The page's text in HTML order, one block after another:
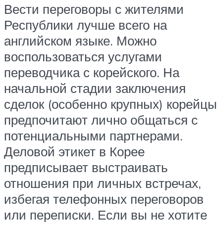
Вести переговоры с жителями
Республики лучше всего на
английском языке. Можно
воспользоваться услугами
переводчика с корейского. На
начальной стадии заключения
сделок (особенно крупных) корейцы
предпочитают лично общаться с
потенциальными партнерами.
Деловой этикет в Корее
предписывает выстраивать
отношения при личных встречах,
избегая телефонных переговоров
или переписки. Если вы не хотите